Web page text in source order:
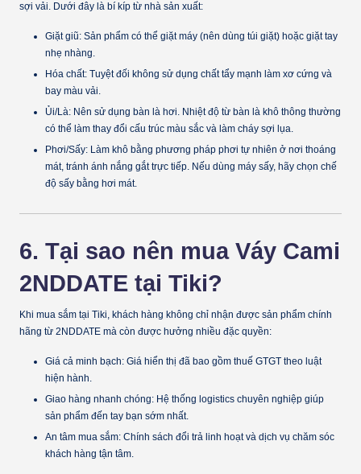
sợi vải. Dưới đây là bí kíp từ nhà sản xuất:
Giặt giũ: Sản phẩm có thể giặt máy (nên dùng túi giặt) hoặc giặt tay
nhẹ nhàng.
Hóa chất: Tuyệt đối không sử dụng chất tẩy mạnh làm xơ cứng và
bay màu vải.
Ủi/Là: Nên sử dụng bàn là hơi. Nhiệt độ từ bàn là khô thông thường
có thể làm thay đổi cấu trúc màu sắc và làm cháy sợi lụa.
Phơi/Sấy: Làm khô bằng phương pháp phơi tự nhiên ở nơi thoáng
mát, tránh ánh nắng gắt trực tiếp. Nếu dùng máy sấy, hãy chọn chế
độ sấy bằng hơi mát.
6. Tại sao nên mua Váy Cami
2NDDATE tại Tiki?
Khi mua sắm tại Tiki, khách hàng không chỉ nhận được sản phẩm chính
hãng từ 2NDDATE mà còn được hưởng nhiều đặc quyền:
Giá cả minh bạch: Giá hiển thị đã bao gồm thuế GTGT theo luật
hiện hành.
Giao hàng nhanh chóng: Hệ thống logistics chuyên nghiệp giúp
sản phẩm đến tay bạn sớm nhất.
An tâm mua sắm: Chính sách đổi trả linh hoạt và dịch vụ chăm sóc
khách hàng tận tâm.